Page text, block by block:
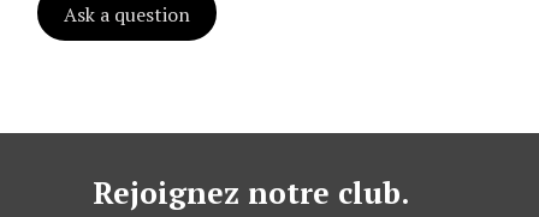
Ask a question
Rejoignez notre club.